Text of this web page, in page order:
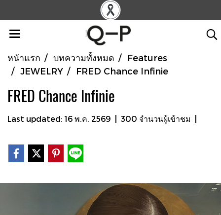
หน้าแรก บทความทั้งหมด
Features
JEWELRY
FRED Chance Infinie
FRED Chance Infinie
Last updated: 16 พ.ค. 2569 300 จำนวนผู้เข้าชม